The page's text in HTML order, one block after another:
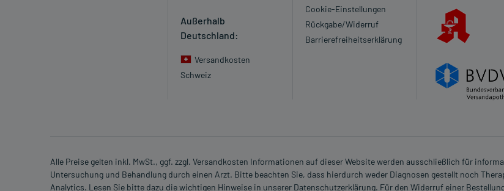
Außerhalb
Deutschland:
Versandkosten
Schweiz
Cookie-Einstellungen
Rückgabe/Widerruf
Barrierefreiheitserklärung
Alle Preise gelten inkl. MwSt., ggf. zzgl. Versandkosten Informationen auf dieser Website werden ausschließlich für
Untersuchung und Behandlung durch einen Arzt. Bitte beachten Sie, dass hierdurch weder Diagnosen gestellt noch
Analytics. Lesen Sie bitte dazu die wichtigen Hinweise in unserer Datenschutzerklärung. Für den Widerruf einer